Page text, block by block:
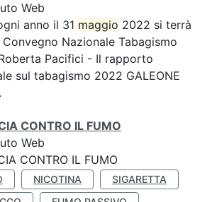
Web
anno il 31 maggio 2022 si terrà
Convegno Nazionale Tabagismo
Pacifici - Il rapporto
sul tabagismo 2022 GALEONE
CONTRO IL FUMO
Web
CONTRO IL FUMO
NICOTINA
SIGARETTA